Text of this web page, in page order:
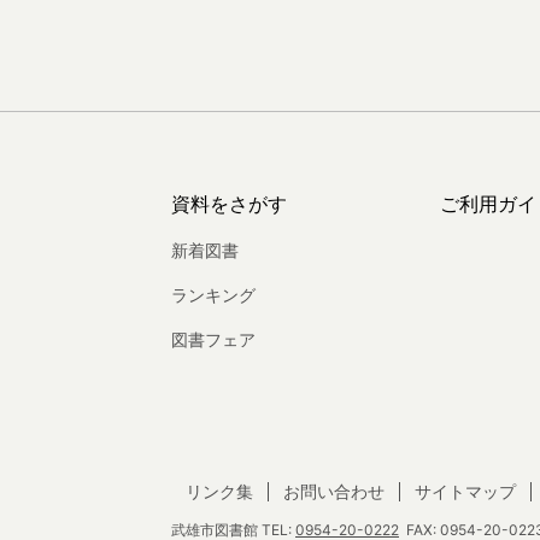
資料をさがす
新着図書
ランキング
図書フェア
ご利用ガ
武雄市図書館 TEL: 0954-20-0222 FAX: 0954-20-
リンク集 お問い合わせ サイトマップ